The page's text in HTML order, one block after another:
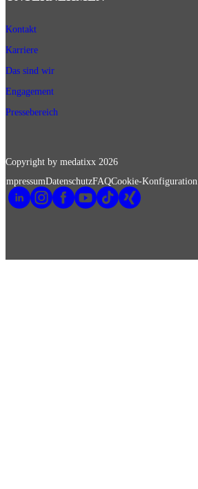
Kontakt
Karriere
Das sind wir
Engagement
Pressebereich
Copyright by medatixx 2026
ImpressumDatenschutzFAQCookie-Konfiguration